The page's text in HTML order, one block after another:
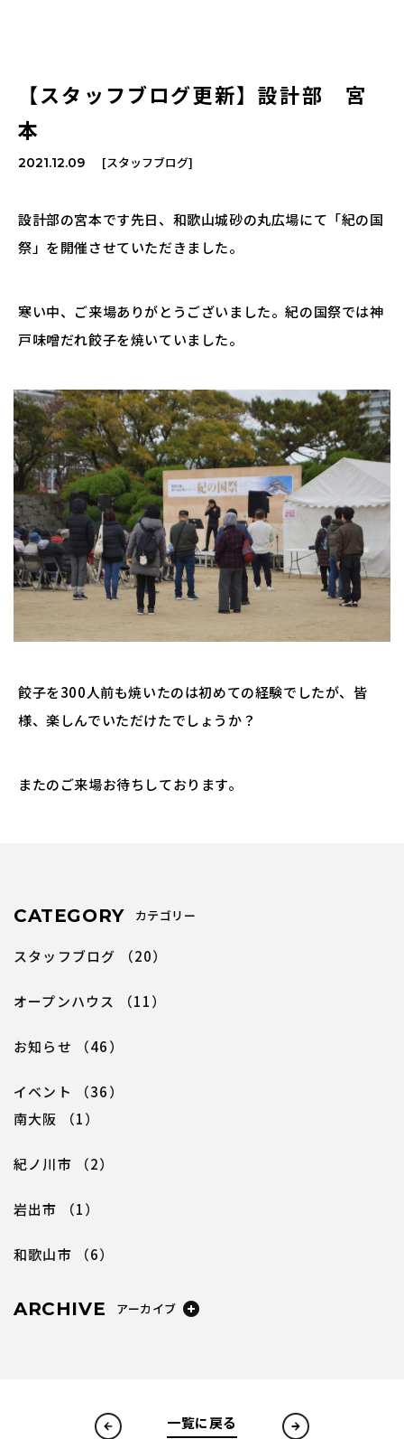
【スタッフブログ更新】設計部 宮
本
2021.12.09 [スタッフブログ]
設計部の宮本です先日、和歌山城砂の丸広場にて「紀の国
祭」を開催させていただきました。
寒い中、ご来場ありがとうございました。紀の国祭では神
戸味噌だれ餃子を焼いていました。
餃子を300人前も焼いたのは初めての経験でしたが、皆
様、楽しんでいただけたでしょうか？
またのご来場お待ちしております。
CATEGORY カテゴリー
スタッフブログ （20）
オープンハウス （11）
お知らせ （46）
イベント
（36）
南大阪 （1）
紀ノ川市 （2）
岩出市 （1）
和歌山市 （6）
ARCHIVE アーカイブ
一覧に戻る